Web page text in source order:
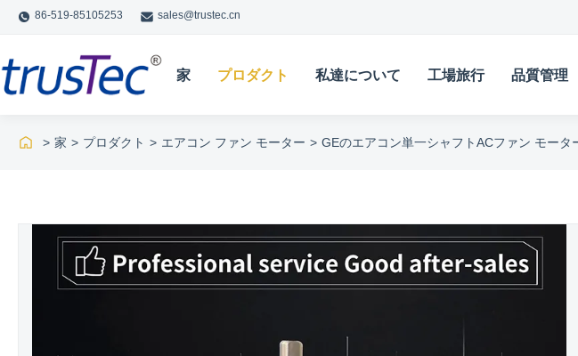
86-519-85105253 sales@trustec.cn
家 プロダクト 私達について 工場旅行 品質管理
> 家 > プロダクト > エアコン ファン モーター > GEのエアコン単一シャフトACファン モータ